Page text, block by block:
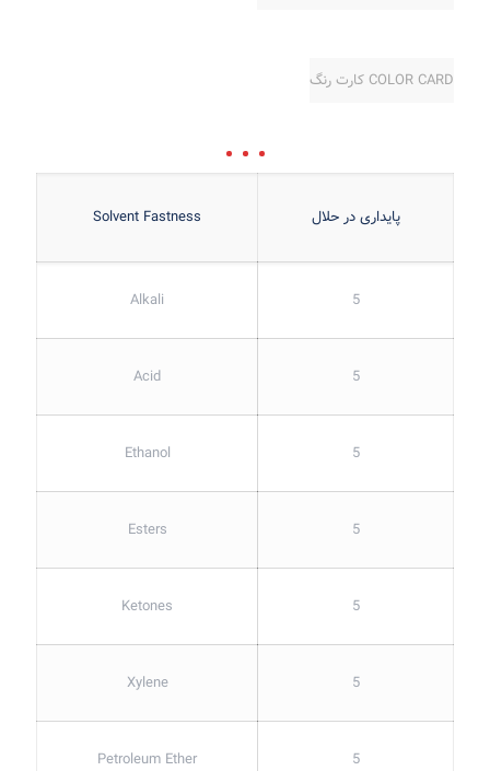
COLOR CARD کارت رنگ
پایداری در حلال Solvent Fastness
5
Alkali
5
Acid
5
Ethanol
5
Esters
5
Ketones
5
Xylene
5
Petroleum Ether